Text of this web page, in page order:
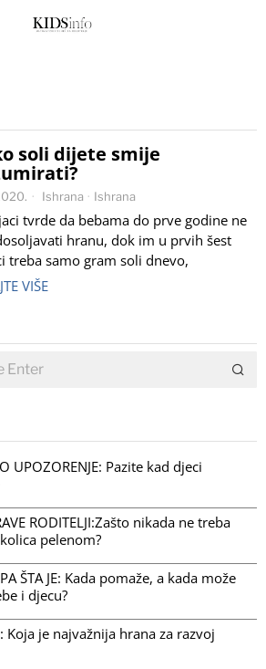
soli dijete smije
Ishrana · Ishrana
tvrde da bebama do prve godine ne
hranu, dok im u prvih šest
treba samo gram soli dnevo,
VIŠE
UPOZORENJE: Pazite kad djeci
RODITELJI:Zašto nikada ne treba
pelenom?
ŠTA JE: Kada pomaže, a kada može
i djecu?
Koja je najvažnija hrana za razvoj